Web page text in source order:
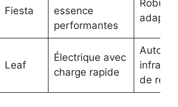
Fiesta
essence
performantes
Leaf
Électrique avec
charge rapide
de